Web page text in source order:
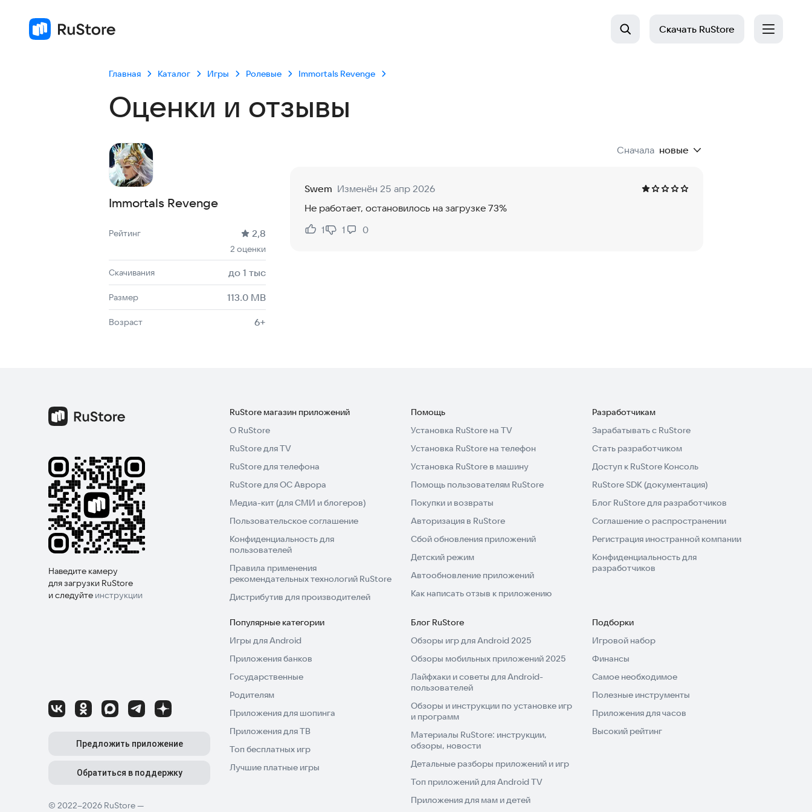
Скачать RuStore
Главная Каталог Игры Ролевые Immortals Revenge
Оценки и отзывы
Immortals Revenge
Рейтинг: 2,8, 2 оценки
Скачиваний: до 1 тыс
Размер файла: 113.0 MB
Возрастное ограничение: 113.0 MB
Рейтинг 2,8
2 оценки
Скачивания до 1 тыс
Размер 113.0 MB
Возраст 6+
Сначала новые
Swem Изменён 25 апр 2026
Не работает, остановилось на загрузке 73%
Нравится:
1
Не нравится:
1 0
Наведите камеру
для загрузки RuStore
и следуйте инструкции
© 2022–2026 RuStore —
Предложить приложение
Обратиться в поддержку
RuStore магазин приложений
О RuStore
RuStore для TV
RuStore для телефона
RuStore для ОС Аврора
Медиа-кит (для СМИ и блогеров)
Пользовательское соглашение
Конфиденциальность для
пользователей
Правила применения
рекомендательных технологий RuStore
Дистрибутив для производителей
Помощь
Установка RuStore на TV
Установка RuStore на телефон
Установка RuStore в машину
Помощь пользователям RuStore
Покупки и возвраты
Авторизация в RuStore
Сбой обновления приложений
Детский режим
Автообновление приложений
Как написать отзыв к приложению
Разработчикам
Зарабатывать с RuStore
Стать разработчиком
Доступ к RuStore Консоль
RuStore SDK (документация)
Блог RuStore для разработчиков
Соглашение о распространении
Регистрация иностранной компании
Конфиденциальность для
разработчиков
Популярные категории
Игры для Android
Приложения банков
Государственные
Родителям
Приложения для шопинга
Приложения для ТВ
Топ бесплатных игр
Лучшие платные игры
Блог RuStore
Обзоры игр для Android 2025
Обзоры мобильных приложений 2025
Лайфхаки и советы для Android-
пользователей
Обзоры и инструкции по установке игр
и программ
Материалы RuStore: инструкции,
обзоры, новости
Детальные разборы приложений и игр
Топ приложений для Android TV
Приложения для мам и детей
Подборки
Игровой набор
Финансы
Самое необходимое
Полезные инструменты
Приложения для часов
Высокий рейтинг